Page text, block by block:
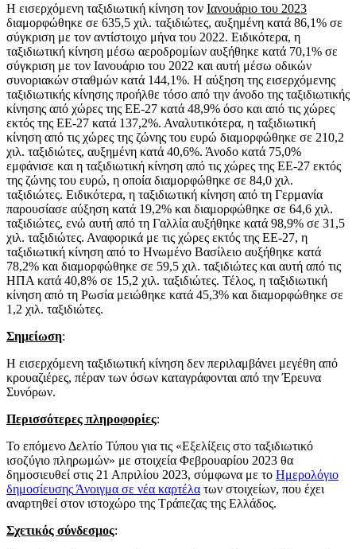
Η εισερχόμενη ταξιδιωτική κίνηση τον Ιανουάριο του 2023
διαμορφώθηκε σε 635,5 χιλ. ταξιδιώτες, αυξημένη κατά 86,1% σε
σύγκριση με τον αντίστοιχο μήνα του 2022. Ειδικότερα, η
ταξιδιωτική κίνηση μέσω αεροδρομίων αυξήθηκε κατά 70,1% σε
σύγκριση με τον Ιανουάριο του 2022 και αυτή μέσω οδικών
συνοριακών σταθμών κατά 144,1%. Η αύξηση της εισερχόμενης
ταξιδιωτικής κίνησης προήλθε τόσο από την άνοδο της ταξιδιωτικής
κίνησης από χώρες της ΕΕ-27 κατά 48,9% όσο και από τις χώρες
εκτός της ΕΕ-27 κατά 137,2%. Αναλυτικότερα, η ταξιδιωτική
κίνηση από τις χώρες της ζώνης του ευρώ διαμορφώθηκε σε 210,2
χιλ. ταξιδιώτες, αυξημένη κατά 40,6%. Άνοδο κατά 75,0%
εμφάνισε και η ταξιδιωτική κίνηση από τις χώρες της ΕΕ-27 εκτός
της ζώνης του ευρώ, η οποία διαμορφώθηκε σε 84,0 χιλ.
ταξιδιώτες. Ειδικότερα, η ταξιδιωτική κίνηση από τη Γερμανία
παρουσίασε αύξηση κατά 19,2% και διαμορφώθηκε σε 64,6 χιλ.
ταξιδιώτες, ενώ αυτή από τη Γαλλία αυξήθηκε κατά 98,9% σε 31,5
χιλ. ταξιδιώτες. Αναφορικά με τις χώρες εκτός της ΕΕ-27, η
ταξιδιωτική κίνηση από το Ηνωμένο Βασίλειο αυξήθηκε κατά
78,2% και διαμορφώθηκε σε 59,5 χιλ. ταξιδιώτες και αυτή από τις
ΗΠΑ κατά 40,8% σε 15,2 χιλ. ταξιδιώτες. Τέλος, η ταξιδιωτική
κίνηση από τη Ρωσία μειώθηκε κατά 45,3% και διαμορφώθηκε σε
1,2 χιλ. ταξιδιώτες.
Σημείωση:
Η εισερχόμενη ταξιδιωτική κίνηση δεν περιλαμβάνει μεγέθη από
κρουαζιέρες, πέραν των όσων καταγράφονται από την Έρευνα
Συνόρων.
Περισσότερες πληροφορίες:
Το επόμενο Δελτίο Τύπου για τις «Εξελίξεις στο ταξιδιωτικό
ισοζύγιο πληρωμών» με στοιχεία Φεβρουαρίου 2023 θα
δημοσιευθεί στις 21 Απριλίου 2023, σύμφωνα με το Ημερολόγιο
δημοσίευσης Άνοιγμα σε νέα καρτέλα των στοιχείων, που έχει
αναρτηθεί στον ιστοχώρο της Τράπεζας της Ελλάδος.
Σχετικός σύνδεσμος: